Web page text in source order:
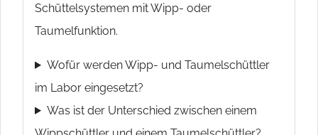
Schüttelsystemen mit Wipp- oder
Taumelfunktion.
Wofür werden Wipp- und Taumelschüttler
im Labor eingesetzt?
Was ist der Unterschied zwischen einem